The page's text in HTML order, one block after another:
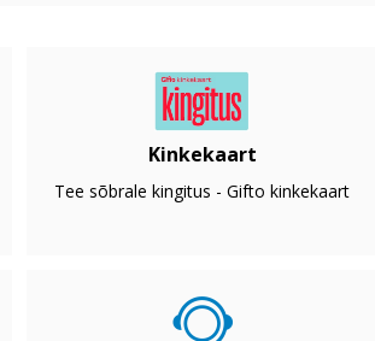
Kinkekaart
Tee sõbrale kingitus - Gifto kinkekaart